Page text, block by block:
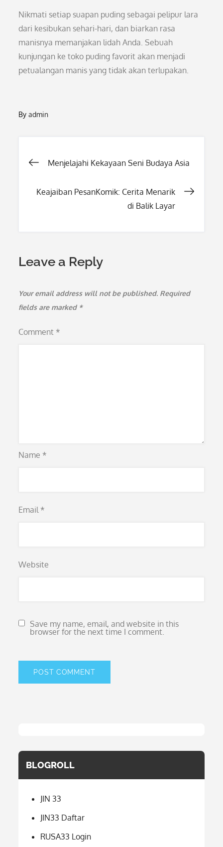
Nikmati setiap suapan puding sebagai pelipur lara
dari kesibukan sehari-hari, dan biarkan rasa
manisnya memanjakan lidah Anda. Sebuah
kunjungan ke toko puding favorit akan menjadi
petualangan manis yang tidak akan terlupakan.
Byadmin
Post
navigation
Menjelajahi Kekayaan Seni Budaya Asia
Keajaiban PesanKomik: Cerita Menarik
di Balik Layar
Leave a Reply
Your email address will not be published. Required
fields are marked *
Comment *
Name *
Email *
Website
Save my name, email, and website in this
browser for the next time I comment.
BLOGROLL
JIN 33
JIN33 Daftar
RUSA33 Login